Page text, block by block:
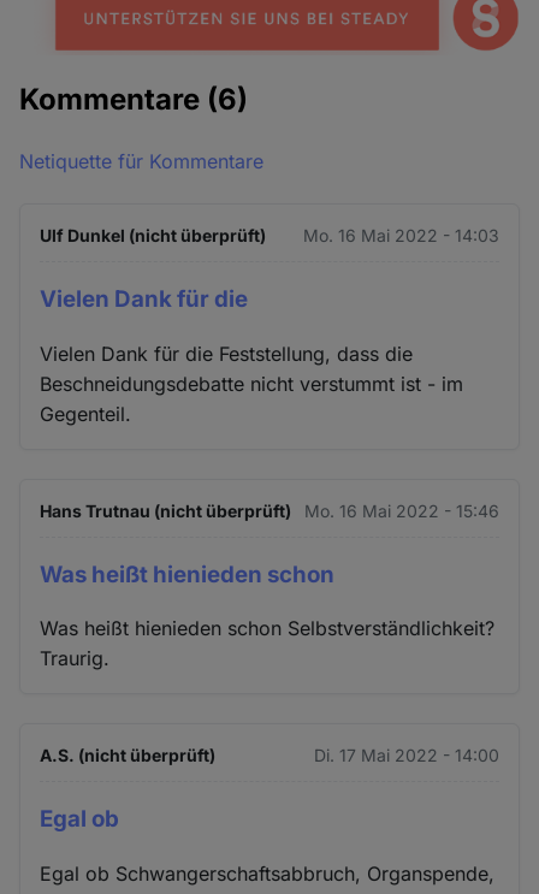
Kommentare (6)
Netiquette für Kommentare
Ulf Dunkel (nicht überprüft) Mo. 16 Mai 2022 - 14:03
Vielen Dank für die
Vielen Dank für die Feststellung, dass die
Beschneidungsdebatte nicht verstummt ist - im
Gegenteil.
Hans Trutnau (nicht überprüft) Mo. 16 Mai 2022 - 15:46
Was heißt hienieden schon
Was heißt hienieden schon Selbstverständlichkeit?
Traurig.
A.S. (nicht überprüft) Di. 17 Mai 2022 - 14:00
Egal ob
Egal ob Schwangerschaftsabbruch, Organspende,